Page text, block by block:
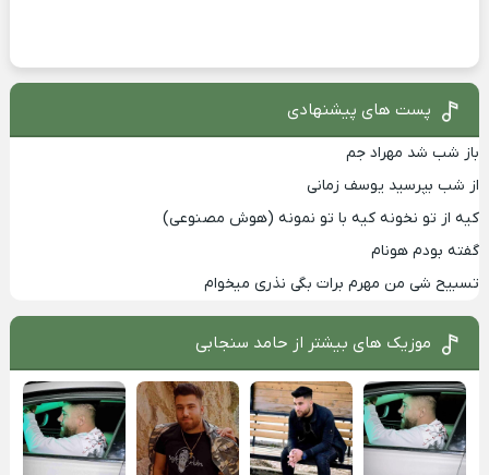
پست های پیشنهادی
باز شب شد مهراد جم
از شب بپرسید یوسف زمانی
کیه از تو نخونه کیه با تو نمونه (هوش مصنوعی)
گفته بودم هونام
تسبیح شی من مهرم برات بگی نذری میخوام
موزیک های بیشتر از حامد سنجابی